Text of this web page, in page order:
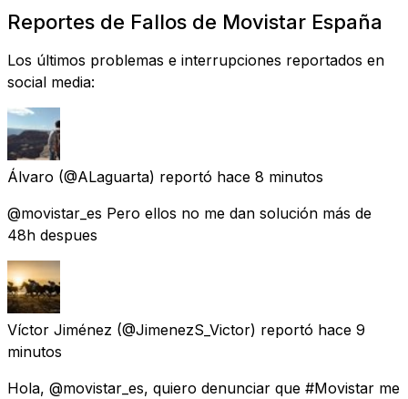
Reportes de Fallos de Movistar España
Los últimos problemas e interrupciones reportados en
social media:
Álvaro (@ALaguarta) reportó hace 8 minutos
@movistar_es Pero ellos no me dan solución más de
48h despues
Víctor Jiménez (@JimenezS_Victor) reportó hace 9
minutos
Hola, @movistar_es, quiero denunciar que #Movistar me